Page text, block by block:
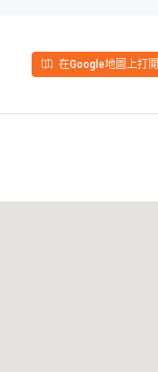
在Google地圖上打開